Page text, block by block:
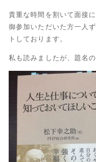
貴重な時間を割いて面接
御参加いただいた方一人
トしております。
私も読みましたが、題名